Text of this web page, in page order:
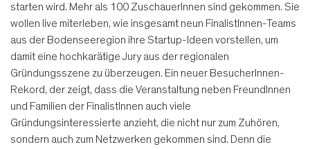
starten wird. Mehr als 100 ZuschauerInnen sind gekommen. Sie
wollen live miterleben, wie insgesamt neun FinalistInnen-Teams
aus der Bodenseeregion ihre Startup-Ideen vorstellen, um
damit eine hochkarätige Jury aus der regionalen
Gründungsszene zu überzeugen. Ein neuer BesucherInnen-
Rekord, der zeigt, dass die Veranstaltung neben FreundInnen
und Familien der FinalistInnen auch viele
Gründungsinteressierte anzieht, die nicht nur zum Zuhören,
sondern auch zum Netzwerken gekommen sind. Denn die